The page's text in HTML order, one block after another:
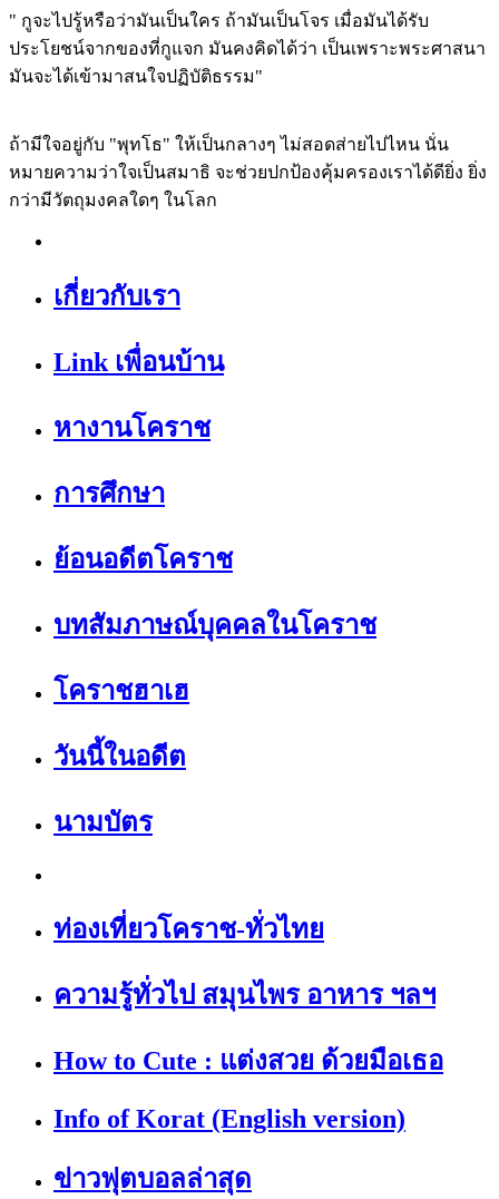
" กูจะไปรู้หรือว่ามันเป็นใคร ถ้ามันเป็นโจร เมื่อมันได้รับ
ประโยชน์จากของที่กูแจก มันคงคิดได้ว่า เป็นเพราะพระศาสนา
มันจะได้เข้ามาสนใจปฏิบัติธรรม"
ถ้ามีใจอยู่กับ "พุทโธ" ให้เป็นกลางๆ ไม่สอดส่ายไปไหน นั่น
หมายความว่าใจเป็นสมาธิ จะช่วยปกป้องคุ้มครองเราได้ดียิ่ง ยิ่ง
กว่ามีวัตถุมงคลใดๆ ในโลก
เกี่ยวกับเรา
Link เพื่อนบ้าน
หางานโคราช
การศึกษา
ย้อนอดีตโคราช
บทสัมภาษณ์บุคคลในโคราช
โคราชฮาเฮ
วันนี้ในอดีต
นามบัตร
ท่องเที่ยวโคราช-ทั่วไทย
ความรู้ทั่วไป สมุนไพร อาหาร ฯลฯ
How to Cute : แต่งสวย ด้วยมือเธอ
Info of Korat (English version)
ข่าวฟุตบอลล่าสุด